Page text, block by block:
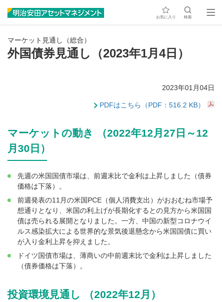
お気に入り 検索
マーケット見通し（総合）
外国債券見通し（2023年1月4日）
2023年01月04日
PDFはこちら（PDF：516.2 KB）
マーケットの動き （2022年12月27日～12
月30日）
先週の米国国債市場は、前週末比で金利は上昇しました（債券
価格は下落）。
前週発表の11月の米国PCE（個人消費支出）がおおむね市場予
想通りとなり、米国の利上げが長期化するとの見方から米国国
債は売られる展開となりました。一方、中国の新型コロナウイ
ルス感染拡大による世界的な景気後退懸念から米国国債に買い
が入り金利上昇を抑えました。
ドイツ国債市場は、薄商いの中前週末比で金利は上昇しました
（債券価格は下落）。
投資環境見通し （2022年12月）